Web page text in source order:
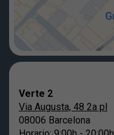
Verte 2
Via Augusta, 48 2a pl
08006 Barcelona